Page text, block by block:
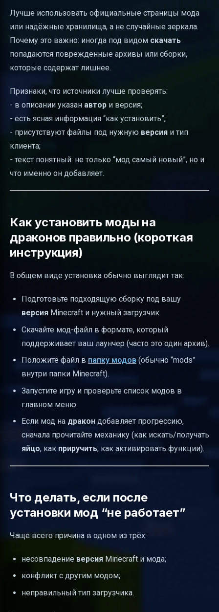
Лучше использовать официальные страницы мода
или надёжные хранилища, а не случайные зеркала.
Почему это важно: иногда под видом скачать
попадаются повреждённые архивы или сборки,
которые содержат лишнее.
Признаки, что источники лучше проверять:
- в описании указан автор и версия;
- есть ясная информация “как установить”;
- присутствуют файлы под нужную версия и тип
клиента;
- текст понятный: не только “мод самый новый”, но и
что именно он добавляет.
Как установить моды на
драконов правильно (короткая
инструкция)
В общем виде установка обычно выглядит так:
Подготовьте подходящую сборку под вашу
версия Minecraft и нужный загрузчик.
Скачайте мод-файл в формате, который
поддерживает ваш лаунчер (часто это один архив).
Положите файл в папку модов (обычно “mods”
внутри папки Minecraft).
Запустите игру и проверьте список модов в
главном меню.
Если мод на дракон добавляет прогрессию,
сначала прочитайте механику (как искать/получать
яйцо, как приручить, как активировать функции).
Что делать, если после
установки мод “не работает”
Чаще всего причина в одном из трёх:
несовпадение версия Minecraft и мода;
конфликт с другим модом;
неправильный тип загрузчика.